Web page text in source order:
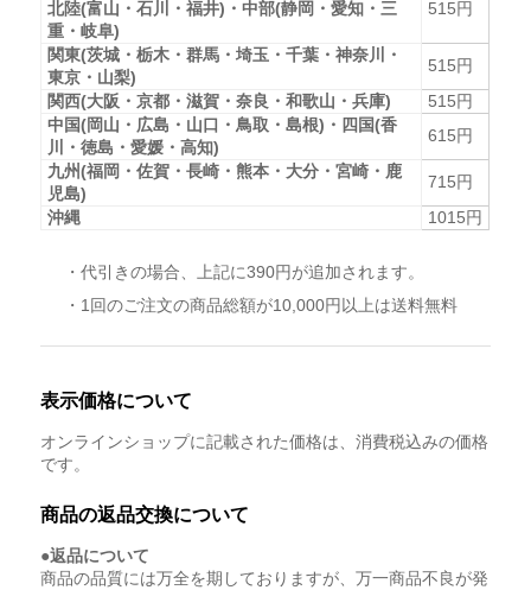
北陸(富山・石川・福井)・中部(静岡・愛知・三
重・岐阜)
515円
関東(茨城・栃木・群馬・埼玉・千葉・神奈川・
東京・山梨)
515円
関西(大阪・京都・滋賀・奈良・和歌山・兵庫)
515円
中国(岡山・広島・山口・鳥取・島根)・四国(香
川・徳島・愛媛・高知)
615円
九州(福岡・佐賀・長崎・熊本・大分・宮崎・鹿
児島)
715円
沖縄
1015円
・代引きの場合、上記に390円が追加されます。
・1回のご注文の商品総額が10,000円以上は送料無料
表示価格について
オンラインショップに記載された価格は、消費税込みの価格
です。
商品の返品交換について
●返品について
商品の品質には万全を期しておりますが、万一商品不良が発